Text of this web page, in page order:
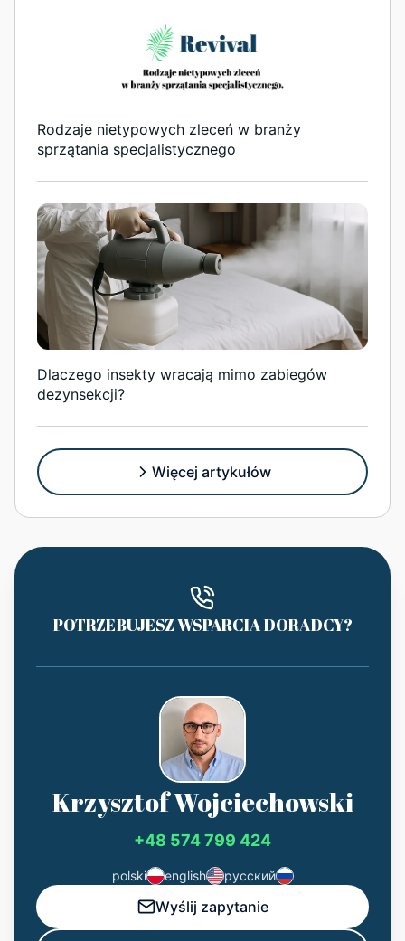
Rodzaje nietypowych zleceń w branży
sprzątania specjalistycznego
Dlaczego insekty wracają mimo zabiegów
dezynsekcji?
Więcej artykułów
POTRZEBUJESZ WSPARCIA DORADCY?
Krzysztof Wojciechowski
+48 574 799 424
polski english русский
Wyślij zapytanie